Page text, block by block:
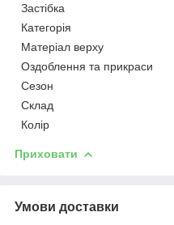
Застібка
Категорія
Матеріал верху
Оздоблення та прикраси
Сезон
Склад
Колір
Приховати
Умови доставки